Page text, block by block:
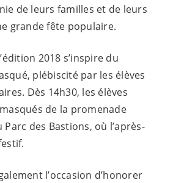
de leurs familles et de leurs
grande fête populaire.
2018 s’inspire du
plébiscité par les élèves
Dès 14h30, les élèves
de la promenade
des Bastions, où l’après-
l’occasion d’honorer